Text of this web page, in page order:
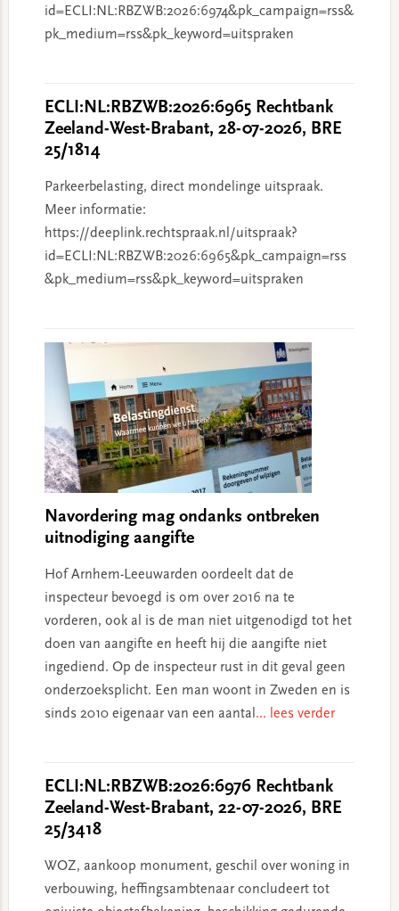
id=ECLI:NL:RBZWB:2026:6974&pk_campaign=rss&
pk_medium=rss&pk_keyword=uitspraken
ECLI:NL:RBZWB:2026:6965 Rechtbank
Zeeland-West-Brabant, 28-07-2026, BRE
25/1814
Parkeerbelasting, direct mondelinge uitspraak.
Meer informatie:
https://deeplink.rechtspraak.nl/uitspraak?
id=ECLI:NL:RBZWB:2026:6965&pk_campaign=rss
&pk_medium=rss&pk_keyword=uitspraken
Navordering mag ondanks ontbreken
uitnodiging aangifte
Hof Arnhem-Leeuwarden oordeelt dat de
inspecteur bevoegd is om over 2016 na te
vorderen, ook al is de man niet uitgenodigd tot het
doen van aangifte en heeft hij die aangifte niet
ingediend. Op de inspecteur rust in dit geval geen
onderzoeksplicht. Een man woont in Zweden en is
sinds 2010 eigenaar van een aantal ... lees verder
ECLI:NL:RBZWB:2026:6976 Rechtbank
Zeeland-West-Brabant, 22-07-2026, BRE
25/3418
WOZ, aankoop monument, geschil over woning in
verbouwing, heffingsambtenaar concludeert tot